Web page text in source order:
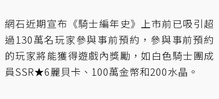
網石近期宣布《騎士編年史》上市前已吸引超
過130萬名玩家參與事前預約，參與事前預約
的玩家將能獲得遊戲內獎勵，如白色騎士團成
員SSR★6麗貝卡、100萬金幣和200水晶。